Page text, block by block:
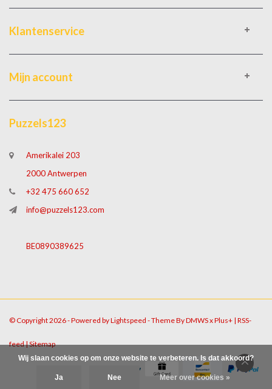
Klantenservice
Mijn account
Puzzels123
Amerikalei 203
2000 Antwerpen
+32 475 660 652
info@puzzels123.com
BE0890389625
© Copyright 2026 - Powered byLightspeed - Theme ByDMWSxPlus+ | RSS-
feed|Sitemap
Wij slaan cookies op om onze website te verbeteren. Is dat akkoord?
Ja Nee Meer over cookies »